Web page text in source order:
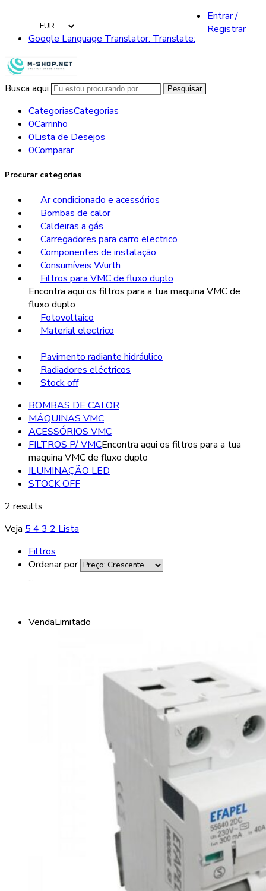
Google Language Translator: Translate:
Entrar /
Registrar
Busca aqui Pesquisar
CategoriasCategorias
0Carrinho
0Lista de Desejos
0Comparar
Procurar categorias
Ar condicionado e acessórios
Bombas de calor
Caldeiras a gás
Carregadores para carro electrico
Componentes de instalação
Consumíveis Wurth
Filtros para VMC de fluxo duplo
Encontra aqui os filtros para a tua maquina VMC de
fluxo duplo
Fotovoltaico
Material electrico
Pavimento radiante hidráulico
Radiadores eléctricos
Stock off
BOMBAS DE CALOR
MÁQUINAS VMC
ACESSÓRIOS VMC
FILTROS P/ VMCEncontra aqui os filtros para a tua
maquina VMC de fluxo duplo
ILUMINAÇÃO LED
STOCK OFF
2 results
Veja 5 4 3 2 Lista
Filtros
Ordenar por
...
VendaLimitado